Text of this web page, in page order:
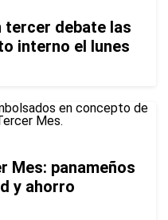
tercer debate las
interno el lunes
Mes: panameños
y ahorro